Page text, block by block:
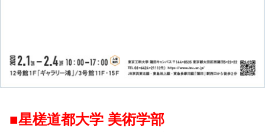
■星槎道都大学 美術学部